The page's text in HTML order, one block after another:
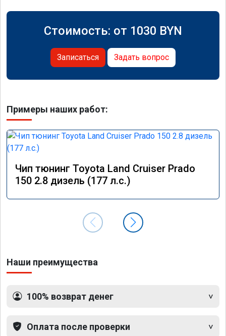
Стоимость: от 1030 BYN
Записаться Задать вопрос
Примеры наших работ:
Чип тюнинг Toyota Land Cruiser Prado
150 2.8 дизель (177 л.с.)
Наши преимущества
100% возврат денег
Оплата после проверки